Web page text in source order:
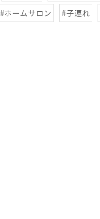
#ホームサロン #子連れ